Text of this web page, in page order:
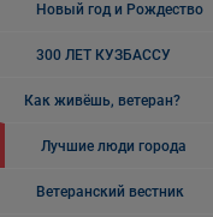
Новый год и Рождество
300 ЛЕТ КУЗБАССУ
Как живёшь, ветеран?
Лучшие люди города
Ветеранский вестник